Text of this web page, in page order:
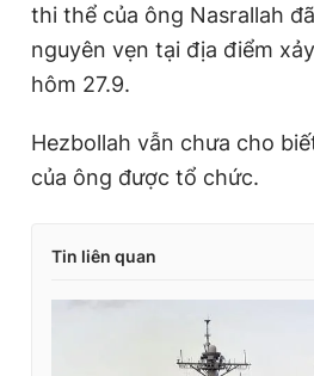
thi thể của ông Nasrallah
nguyên vẹn tại địa điểm
hôm 27.9.
Hezbollah vẫn chưa cho
của ông được tổ chức.
Tin liên quan